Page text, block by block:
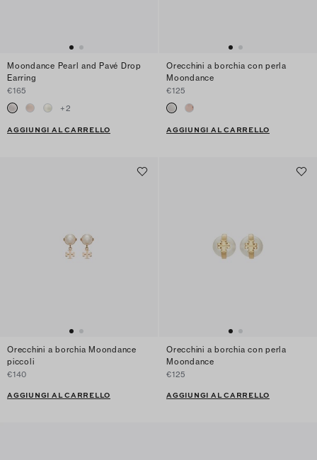
Moondance Pearl and Pavé Drop
Earring
€165
+2
AGGIUNGI AL CARRELLO
Orecchini a borchia con perla
Moondance
€125
AGGIUNGI AL CARRELLO
Orecchini a borchia Moondance
piccoli
€140
AGGIUNGI AL CARRELLO
Orecchini a borchia con perla
Moondance
€125
AGGIUNGI AL CARRELLO